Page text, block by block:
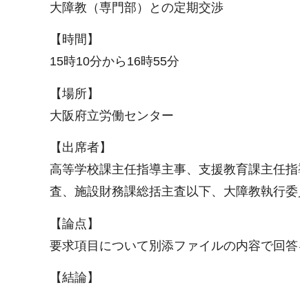
大障教（専門部）との定期交渉
【時間】
15時10分から16時55分
【場所】
大阪府立労働センター
【出席者】
高等学校課主任指導主事、支援教育課主任
査、施設財務課総括主査以下、大障教執行
【論点】
要求項目について別添ファイルの内容で回答
【結論】